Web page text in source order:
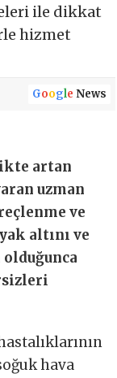
ile dikkat
hizmet
Google News
artan
uzman
ve
altını ve
hava